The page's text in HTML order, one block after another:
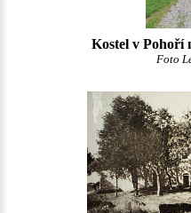
Kostel v Pohoří
Foto